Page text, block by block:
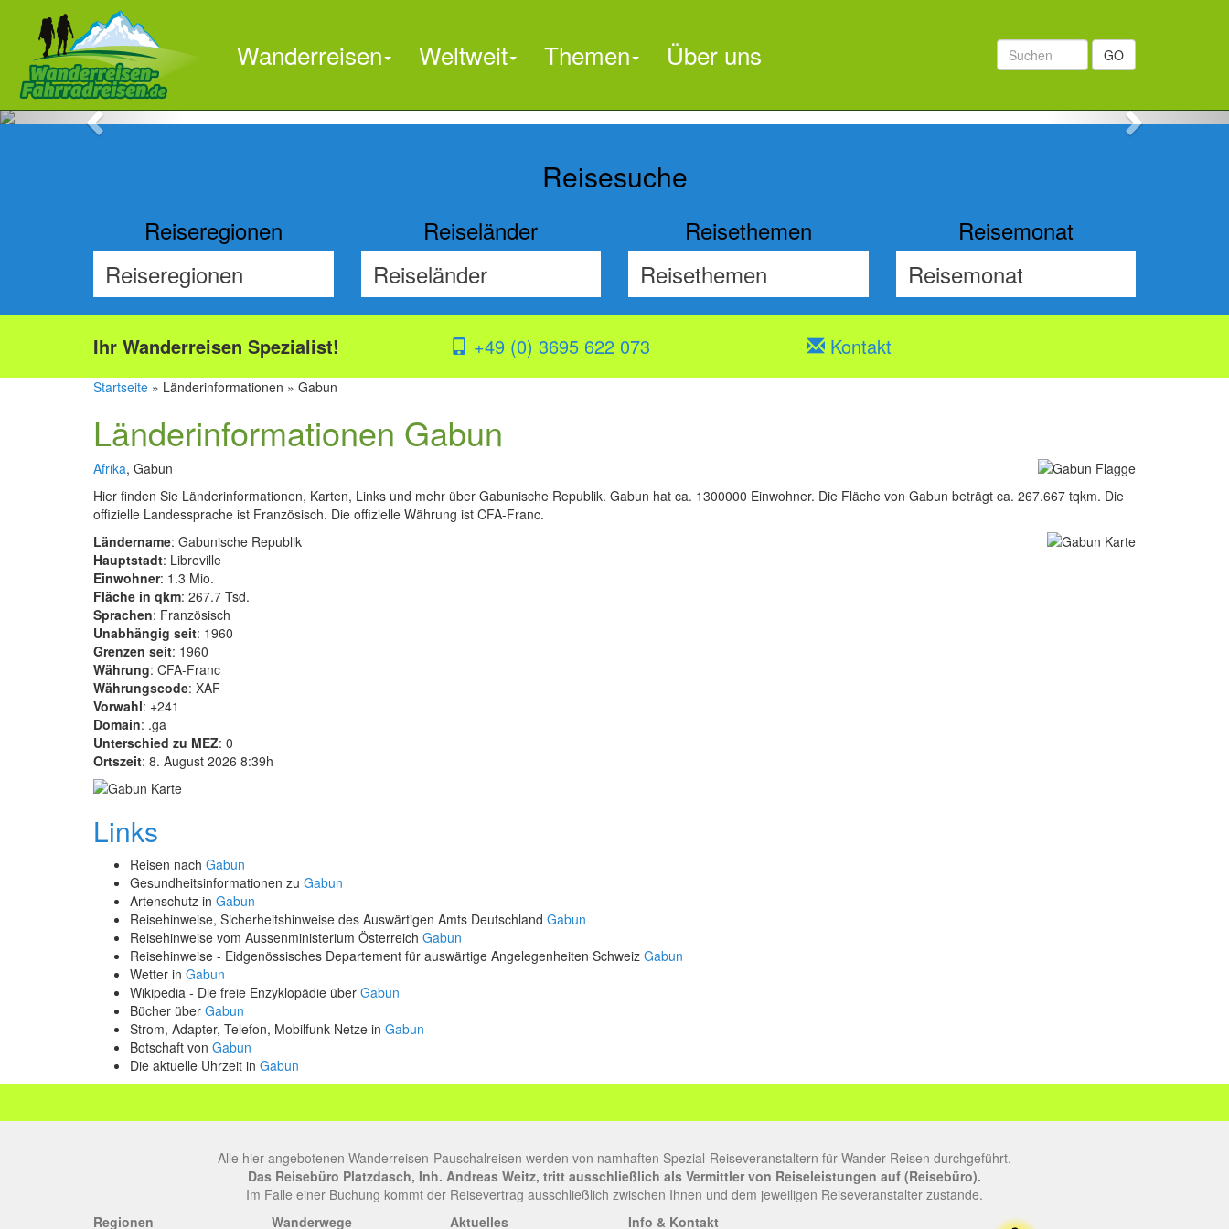

Previous Next
GO
Wanderreisen Weltweit Themen Über uns
Reisesuche
Reiseregionen Reiseländer Reisethemen Reisemonat
Ihr Wanderreisen Spezialist! +49 (0) 3695 622 073 Kontakt
Startseite » Länderinformationen » Gabun
Länderinformationen Gabun
Afrika, Gabun
Hier finden Sie Länderinformationen, Karten, Links und mehr über Gabunische Republik. Gabun hat ca. 1300000 Einwohner. Die Fläche von Gabun beträgt ca. 267.667 tqkm. Die
offizielle Landessprache ist Französisch. Die offizielle Währung ist CFA-Franc.
Ländername: Gabunische Republik
Hauptstadt: Libreville
Einwohner: 1.3 Mio.
Fläche in qkm: 267.7 Tsd.
Sprachen: Französisch
Unabhängig seit: 1960
Grenzen seit: 1960
Währung: CFA-Franc
Währungscode: XAF
Vorwahl: +241
Domain: .ga
Unterschied zu MEZ: 0
Ortszeit: 8. August 2026 8:39h
Links
Reisen nach Gabun
Gesundheitsinformationen zu Gabun
Artenschutz in Gabun
Reisehinweise, Sicherheitshinweise des Auswärtigen Amts Deutschland Gabun
Reisehinweise vom Aussenministerium Österreich Gabun
Reisehinweise - Eidgenössisches Departement für auswärtige Angelegenheiten Schweiz Gabun
Wetter in Gabun
Wikipedia - Die freie Enzyklopädie über Gabun
Bücher über Gabun
Strom, Adapter, Telefon, Mobilfunk Netze in Gabun
Botschaft von Gabun
Die aktuelle Uhrzeit in Gabun
Alle hier angebotenen Wanderreisen-Pauschalreisen werden von namhaften Spezial-Reiseveranstaltern für Wander-Reisen durchgeführt.
Das Reisebüro Platzdasch, Inh. Andreas Weitz, tritt ausschließlich als Vermittler von Reiseleistungen auf (Reisebüro).
Im Falle einer Buchung kommt der Reisevertrag ausschließlich zwischen Ihnen und dem jeweiligen Reiseveranstalter zustande.
Regionen
Wanderwege Aktuelles Info & Kontakt